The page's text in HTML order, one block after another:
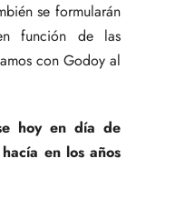
se formularán
función de las
con Godoy al
hoy en día de
en los años